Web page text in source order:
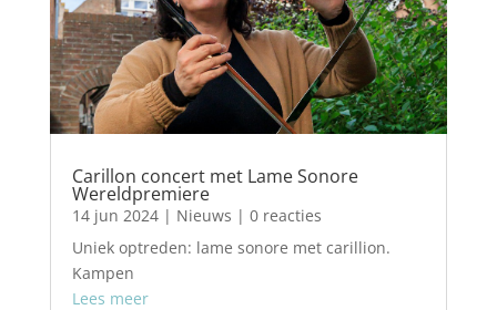
Carillon concert met Lame Sonore
Wereldpremiere
14 jun 2024| Nieuws | 0 reacties
Uniek optreden: lame sonore met carillion.
Kampen
Lees meer